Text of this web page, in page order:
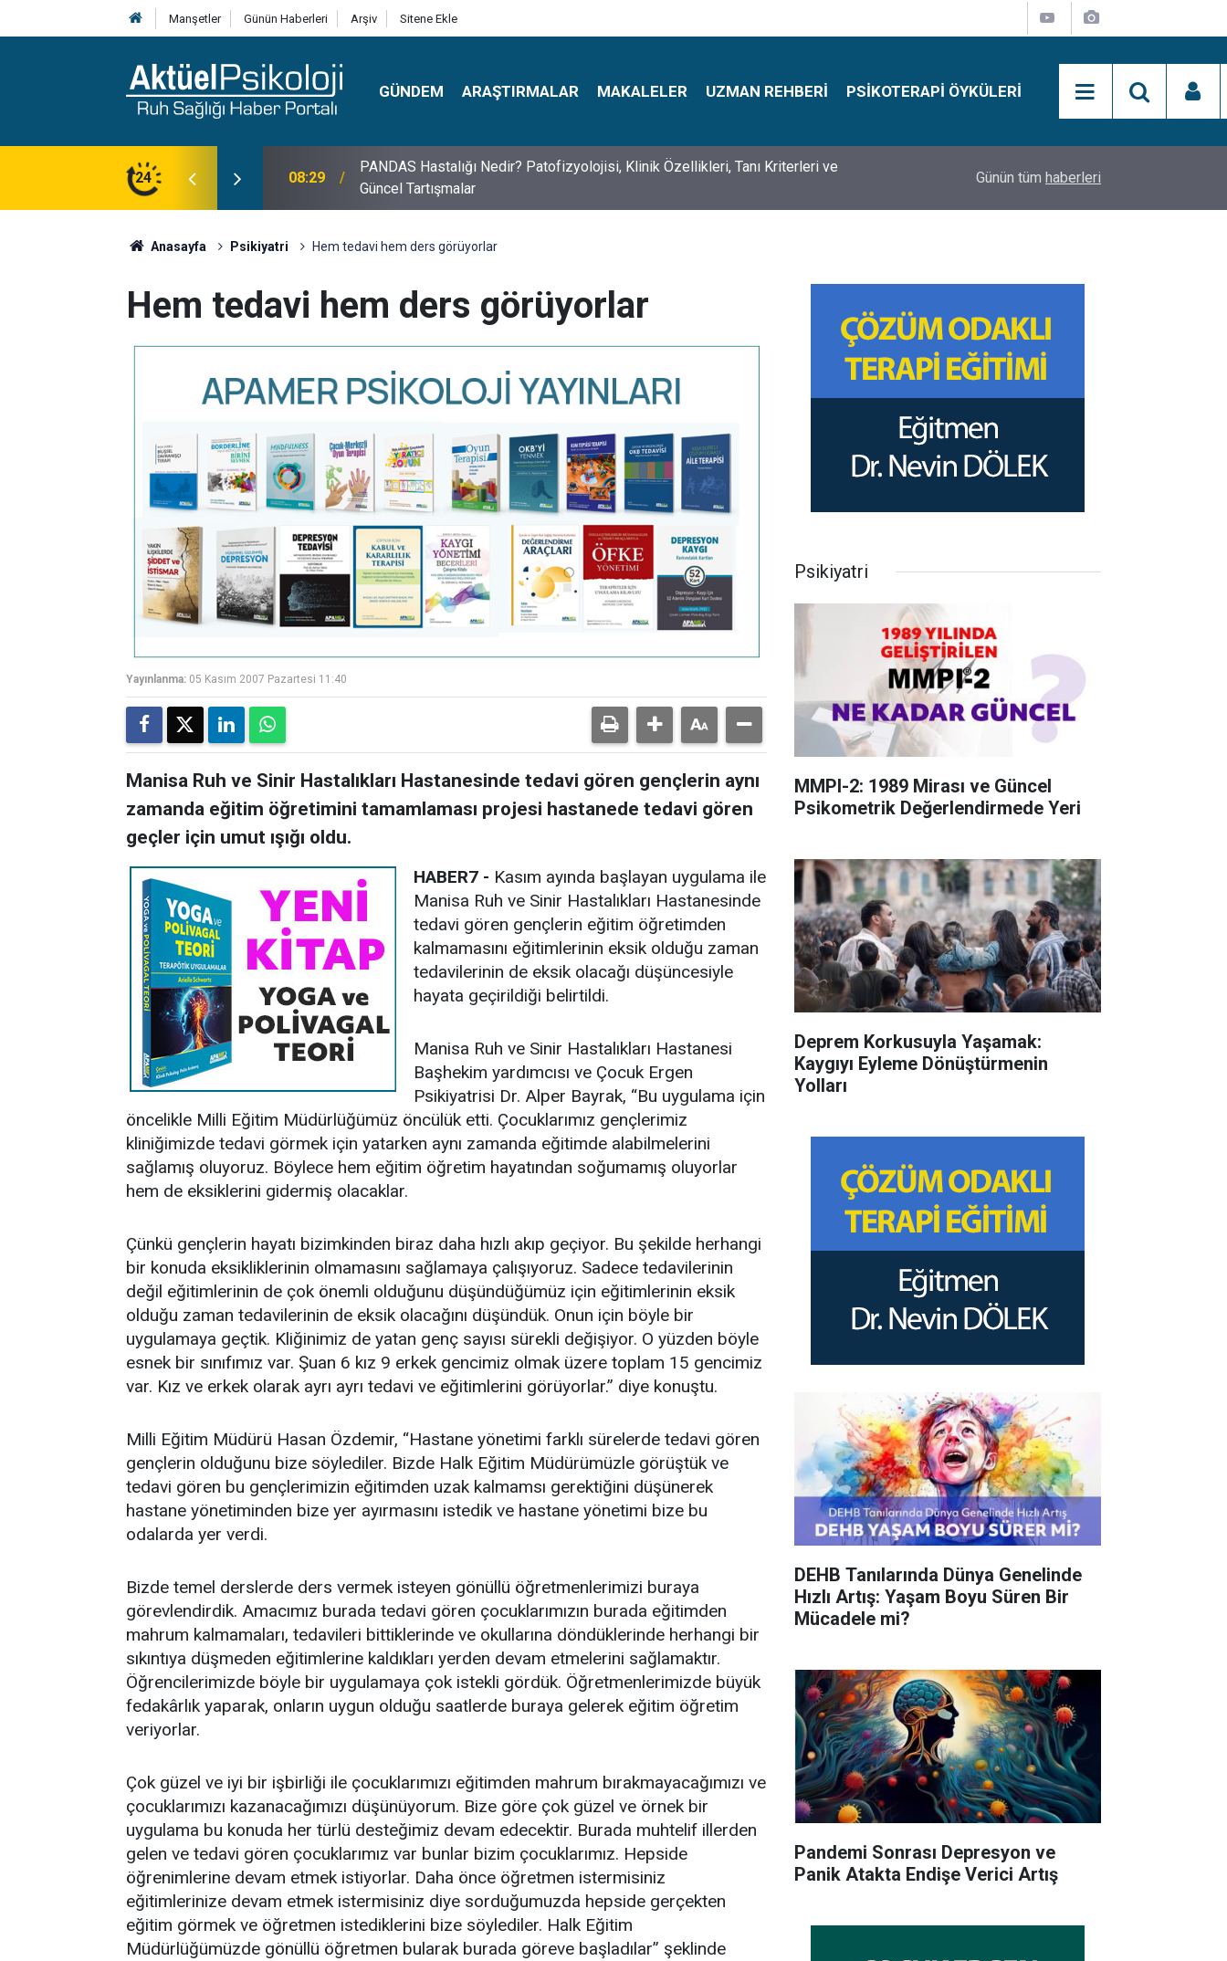
Manşetler Günün Haberleri Arşiv Sitene Ekle
GÜNDEM ARAŞTIRMALAR MAKALELER UZMAN REHBERI PSIKOTERAPI ÖYKÜLERI
24
Klinik Özellikleri, Tanı Kriterleri ve
10:30 10 Mayıs Psikologlar Günü Nasıl Ortaya Çıktı? 10 Mayıs Tarihinin Hikayesi Simon Says Dikkat Programı Nedir?
Günün tüm haberleri
Anasayfa Psikiyatri Hem tedavi hem ders görüyorlar
Hem tedavi hem ders görüyorlar
Yayınlanma: 05 Kasım 2007 Pazartesi 11:40
Manisa Ruh ve Sinir Hastalıkları Hastanesinde tedavi gören gençlerin aynı
zamanda eğitim öğretimini tamamlaması projesi hastanede tedavi gören
geçler için umut ışığı oldu.
HABER7 - Kasım ayında başlayan uygulama ile
Manisa Ruh ve Sinir Hastalıkları Hastanesinde
tedavi gören gençlerin eğitim öğretimden
kalmamasını eğitimlerinin eksik olduğu zaman
tedavilerinin de eksik olacağı düşüncesiyle
hayata geçirildiği belirtildi.
Manisa Ruh ve Sinir Hastalıkları Hastanesi
Başhekim yardımcısı ve Çocuk Ergen
Psikiyatrisi Dr. Alper Bayrak, “Bu uygulama için
öncelikle Milli Eğitim Müdürlüğümüz öncülük etti. Çocuklarımız gençlerimiz
kliniğimizde tedavi görmek için yatarken aynı zamanda eğitimde alabilmelerini
sağlamış oluyoruz. Böylece hem eğitim öğretim hayatından soğumamış oluyorlar
hem de eksiklerini gidermiş olacaklar.
Çünkü gençlerin hayatı bizimkinden biraz daha hızlı akıp geçiyor. Bu şekilde herhangi
bir konuda eksikliklerinin olmamasını sağlamaya çalışıyoruz. Sadece tedavilerinin
değil eğitimlerinin de çok önemli olduğunu düşündüğümüz için eğitimlerinin eksik
olduğu zaman tedavilerinin de eksik olacağını düşündük. Onun için böyle bir
uygulamaya geçtik. Kliğinimiz de yatan genç sayısı sürekli değişiyor. O yüzden böyle
esnek bir sınıfımız var. Şuan 6 kız 9 erkek gencimiz olmak üzere toplam 15 gencimiz
var. Kız ve erkek olarak ayrı ayrı tedavi ve eğitimlerini görüyorlar.” diye konuştu.
Milli Eğitim Müdürü Hasan Özdemir, “Hastane yönetimi farklı sürelerde tedavi gören
gençlerin olduğunu bize söylediler. Bizde Halk Eğitim Müdürümüzle görüştük ve
tedavi gören bu gençlerimizin eğitimden uzak kalmamsı gerektiğini düşünerek
hastane yönetiminden bize yer ayırmasını istedik ve hastane yönetimi bize bu
odalarda yer verdi.
Bizde temel derslerde ders vermek isteyen gönüllü öğretmenlerimizi buraya
görevlendirdik. Amacımız burada tedavi gören çocuklarımızın burada eğitimden
mahrum kalmamaları, tedavileri bittiklerinde ve okullarına döndüklerinde herhangi bir
sıkıntıya düşmeden eğitimlerine kaldıkları yerden devam etmelerini sağlamaktır.
Öğrencilerimizde böyle bir uygulamaya çok istekli gördük. Öğretmenlerimizde büyük
fedakârlık yaparak, onların uygun olduğu saatlerde buraya gelerek eğitim öğretim
veriyorlar.
Çok güzel ve iyi bir işbirliği ile çocuklarımızı eğitimden mahrum bırakmayacağımızı ve
çocuklarımızı kazanacağımızı düşünüyorum. Bize göre çok güzel ve örnek bir
uygulama bu konuda her türlü desteğimiz devam edecektir. Burada muhtelif illerden
gelen ve tedavi gören çocuklarımız var bunlar bizim çocuklarımız. Hepside
öğrenimlerine devam etmek istiyorlar. Daha önce öğretmen istermisiniz
eğitimlerinize devam etmek istermisiniz diye sorduğumuzda hepside gerçekten
eğitim görmek ve öğretmen istediklerini bize söylediler. Halk Eğitim
Müdürlüğümüzde gönüllü öğretmen bularak burada göreve başladılar” şeklinde
Psikiyatri
MMPI-2: 1989 Mirası ve Güncel
Psikometrik Değerlendirmede Yeri
Deprem Korkusuyla Yaşamak:
Kaygıyı Eyleme Dönüştürmenin
Yolları
DEHB Tanılarında Dünya Genelinde
Hızlı Artış: Yaşam Boyu Süren Bir
Mücadele mi?
Pandemi Sonrası Depresyon ve
Panik Atakta Endişe Verici Artış